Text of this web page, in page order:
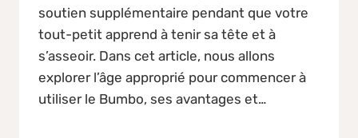
soutien supplémentaire pendant que votre
tout-petit apprend à tenir sa tête et à
s’asseoir. Dans cet article, nous allons
explorer l’âge approprié pour commencer à
utiliser le Bumbo, ses avantages et…